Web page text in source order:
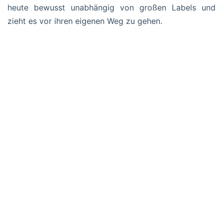
heute bewusst unabhängig von großen Labels und
zieht es vor ihren eigenen Weg zu gehen.